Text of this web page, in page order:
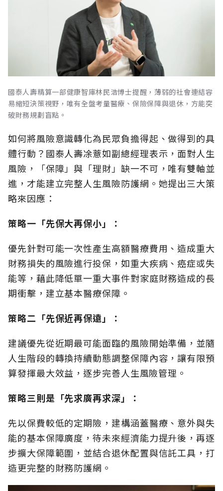
國泰人壽精算一部健康智庫林民浩博士提醒，薄弱的社會連結容
易縮短決策視野，唯有全盤考量醫療、保險保障與退休，方能突
破財務規劃盲點。
如何將風險意識轉化為民眾負擔得起、做得到的具
體行動？國泰人壽凃薏如副總經理表示，面對人生
風險，「保障」與「理財」缺一不可，唯有雙軸並
進，才能建立完整人生風險防護網。她提出三大策
略來因應：
策略一「先保大再保小」：
優先針對可能一次性產生高額醫療費用、造成重大
財務損失的風險進行投保，如重大疾病、癌症或失
能等，藉此降低單一重大事件對家庭財務造成的長
期衝擊，建立基本醫療保障。
策略二「先保近再保遠」：
建議優先從近期最可能面臨的風險開始準備，並隨
人生階段的轉換持續動態調整保障內容，讓有限預
算發揮最大效益，逐步完善人生風險管理。
策略三則是「先求廣再求深」：
先以保費較低的定期險，建構涵蓋醫療、意外與失
能的基本保障廣度，待未來經濟能力提升後，再逐
步擴大保障範圍，並結合退休配置與信託工具，打
造更完整的財務防護網。